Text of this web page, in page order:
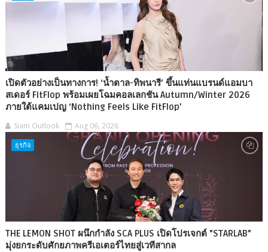
เปิดตัวอย่างเป็นทางการ! ‘น้ำตาล-ทิพนารี’ ขึ้นแท่นแบรนด์แอมบา
สเดอร์ FitFlop พร้อมเผยโฉมคอลเลกชัน Autumn/Winter 2026
ภายใต้แคมเปญ ‘Nothing Feels Like FitFlop’
Siam Outlook Aug 06, 2026
ธุรกิจ
THE LEMON SHOT ผนึกกำลัง SCA PLUS เปิดโปรเจกต์ "STARLAB"
มุ่งยกระดับศักยภาพครีเอเตอร์ไทยสู่เวทีสากล